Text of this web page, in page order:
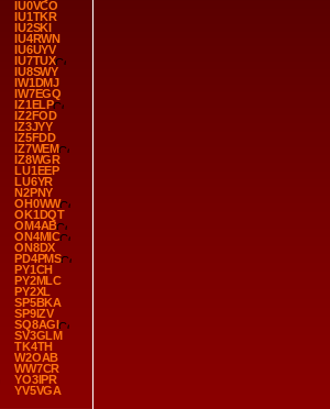
IU0VCO
IU1TKR
IU2SKI
IU4RWN
IU6UYV
IU7TUX
IU8SWY
IW1DMJ
IW7EGQ
IZ1ELP
IZ2FOD
IZ3JYY
IZ5FDD
IZ7WEM
IZ8WGR
LU1EEP
LU6YR
N2PNY
OH0WW
OK1DQT
OM4AB
ON4MIC
ON8DX
PD4PMS
PY1CH
PY2MLC
PY2XL
SP5BKA
SP9IZV
SQ8AGI
SV3GLM
TK4TH
W2OAB
WW7CR
YO3IPR
YV5VGA